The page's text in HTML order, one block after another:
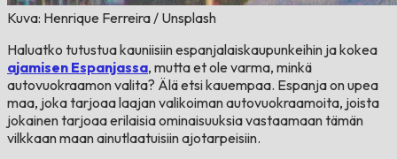
Kuva: Henrique Ferreira / Unsplash
Haluatko tutustua kauniisiin espanjalaiskaupunkeihin ja kokea
ajamisen Espanjassa, mutta et ole varma, minkä
autovuokraamon valita? Älä etsi kauempaa. Espanja on upea
maa, joka tarjoaa laajan valikoiman autovuokraamoita, joista
jokainen tarjoaa erilaisia ominaisuuksia vastaamaan tämän
vilkkaan maan ainutlaatuisiin ajotarpeisiin.